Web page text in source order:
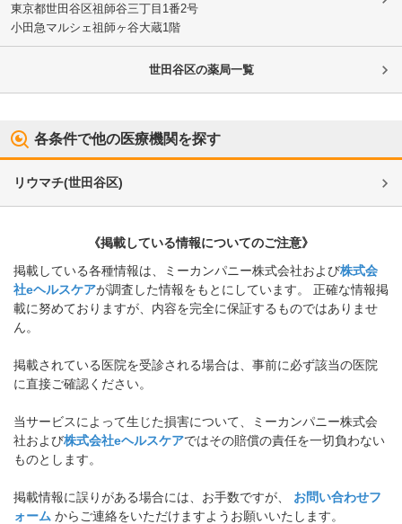
東京都世田谷区祖師谷三丁目1番2号
小田急マルシェ祖師ヶ谷大蔵1階
世田谷区の薬局一覧
各条件で他の医療機関を探す
リウマチ(世田谷区)
《掲載している情報についてのご注意》
掲載している各種情報は、ミーカンパニー株式会社および株式会
社eヘルスケアが調査した情報をもとにしています。 正確な情報掲
載に努めておりますが、内容を完全に保証するものではありませ
ん。
掲載されている医院を受診される場合は、事前に必ず該当の医院
に直接ご確認ください。
当サービスによって生じた損害について、ミーカンパニー株式会
社および株式会社eヘルスケアではその賠償の責任を一切負わない
ものとします。
掲載情報に誤りがある場合には、お手数ですが、
お問い合わせフ
ォーム からご連絡をいただけますようお願いいたします。